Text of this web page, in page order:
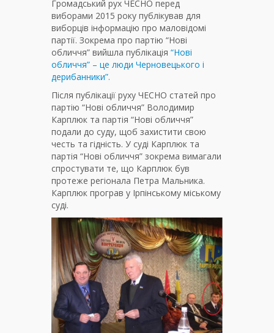
Громадський рух ЧЕСНО перед
виборами 2015 року публікував для
виборців інформацію про маловідомі
партії. Зокрема про партію “Нові
обличчя” вийшла публікація “Нові
обличчя” – це люди Черновецького і
дерибанники”.
Після публікації руху ЧЕСНО статей про
партію “Нові обличчя” Володимир
Карплюк та партія “Нові обличчя”
подали до суду, щоб захистити свою
честь та гідність. У суді Карплюк та
партія “Нові обличчя” зокрема вимагали
спростувати те, що Карплюк був
протеже регіонала Петра Мальника.
Карплюк програв у Ірпінському міському
суді.